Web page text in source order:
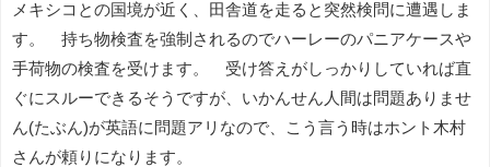
メキシコとの国境が近く、田舎道を走ると突然検問に遭遇しま
す。 持ち物検査を強制されるのでハーレーのパニアケースや
手荷物の検査を受けます。 受け答えがしっかりしていれば直
ぐにスルーできるそうですが、いかんせん人間は問題ありませ
ん(たぶん)が英語に問題アリなので、こう言う時はホント木村
さんが頼りになります。